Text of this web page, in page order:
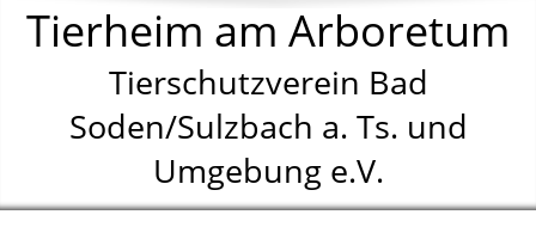
Tierheim am Arboretum
Tierschutzverein Bad
Soden/Sulzbach a. Ts. und
Umgebung e.V.